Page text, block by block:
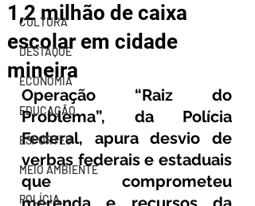
CULTURA
DESTAQUE
ECONOMIA
EDUCAÇÃO
ESPORTES
MEIO AMBIENTE
POLÍCIA
1,2 milhão de caixa
escolar em cidade
mineira
Operação “Raiz do
Problema”, da Polícia
Federal, apura desvio de
verbas federais e estaduais
que comprometeu